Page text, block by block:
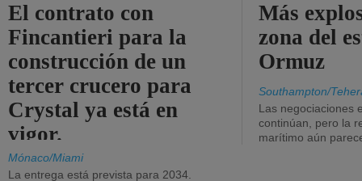
El contrato con
Fincantieri para la
construcción de un
tercer crucero para
Crystal ya está en
vigor.
Mónaco/Miami
La entrega está prevista para 2034.
Más
zona del
Ormuz
Southampton/
Las negociaciones
continúan, pero la
marítimo aún